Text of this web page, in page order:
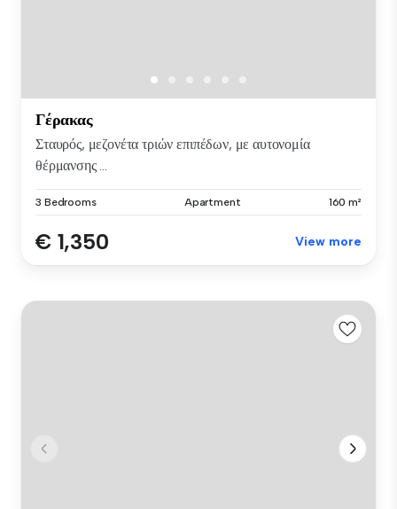
Γέρακας
Σταυρός, μεζονέτα τριών επιπέδων, με αυτονομία
θέρμανσης ...
3 Bedrooms Apartment 160 m²
€ 1,350 View more